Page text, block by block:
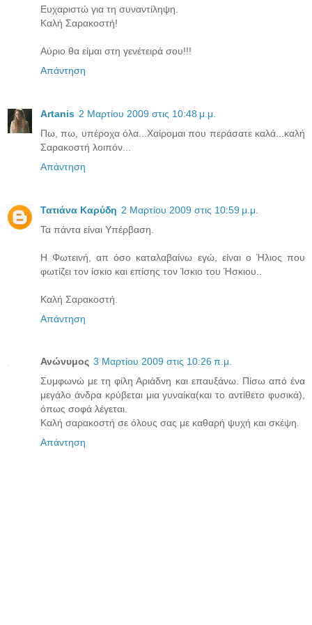
Ευχαριστώ για τη συναντίληψη.
Καλή Σαρακοστή!
Αύριο θα είμαι στη γενέτειρά σου!!!
Απάντηση
Artanis 2 Μαρτίου 2009 στις 10:48 μ.μ.
Πω, πω, υπέροχα όλα...Χαίρομαι που περάσατε καλά...καλή
Σαρακοστή λοιπόν...
Απάντηση
Τατιάνα Καρύδη 2 Μαρτίου 2009 στις 10:59 μ.μ.
Τα πάντα είναι Υπέρβαση.
Η Φωτεινή, απ όσο καταλαβαίνω εγώ, είναι ο Ήλιος που
φωτίζει τον ίσκιο και επίσης τον Ίσκιο του Ήσκιου..
Καλή Σαρακοστή.
Απάντηση
Ανώνυμος 3 Μαρτίου 2009 στις 10:26 π.μ.
Συμφωνώ με τη φίλη Αριάδνη και επαυξάνω. Πίσω από ένα
μεγάλο άνδρα κρύβεται μια γυναίκα(και το αντίθετο φυσικά),
όπως σοφά λέγεται.
Καλή σαρακοστή σε όλους σας με καθαρή ψυχή και σκέψη.
Απάντηση